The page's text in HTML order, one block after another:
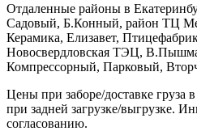
Отдаленные районы в
Садовый, Б.Конный, район ТЦ
Керамика, Елизавет,
Новосвердловская ТЭЦ,
Компрессорный, Парковый,
Цены при заборе/доставке груза
при задней загрузке/выгрузке.
согласованию.